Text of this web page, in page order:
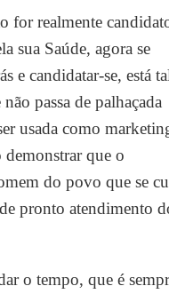
for realmente
sua Saúde, agora se
e candidatar-se, está
passa de palhaçada
usada como
que o
do povo que se
pronto atendimento
o tempo, que é